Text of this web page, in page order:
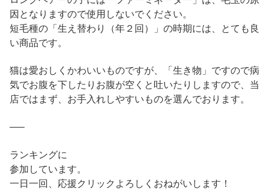
因となりますので使用しないでください。
短毛種の「生え替わり（年２回）」の時期には、とても良
い商品です。
猫は愛おしくかわいいものですが、「生き物」ですので病
気でお腹を下したりお腹が空くと吐いたりしますので、当
店ではまず、お手入れしやすいものを選んでおります。
—–
ランキングに
参加しています。
一日一回、応援クリックよろしくおねがいします！